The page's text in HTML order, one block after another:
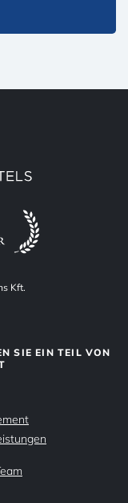
Kft.
SIE EIN TEIL VON